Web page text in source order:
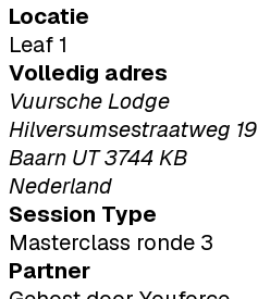
Locatie
Leaf 1
Volledig adres
Vuursche Lodge
Hilversumsestraatweg 19
Baarn UT 3744 KB
Nederland
Session Type
Masterclass ronde 3
Partner